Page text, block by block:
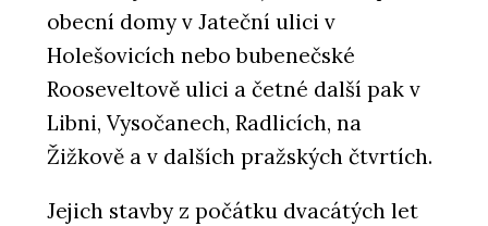
obecní domy v Jateční ulici v
Holešovicích nebo bubenečské
Rooseveltově ulici a četné další pak v
Libni, Vysočanech, Radlicích, na
Žižkově a v dalších pražských čtvrtích.
Jejich stavby z počátku dvacátých let